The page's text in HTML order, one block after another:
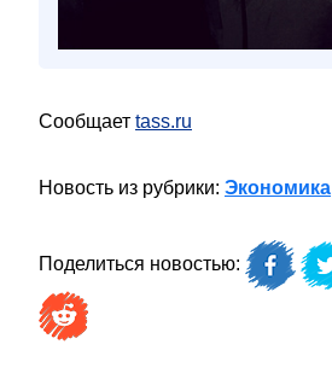
Сообщает tass.ru
Новость из рубрики: Экономика
Поделиться новостью: